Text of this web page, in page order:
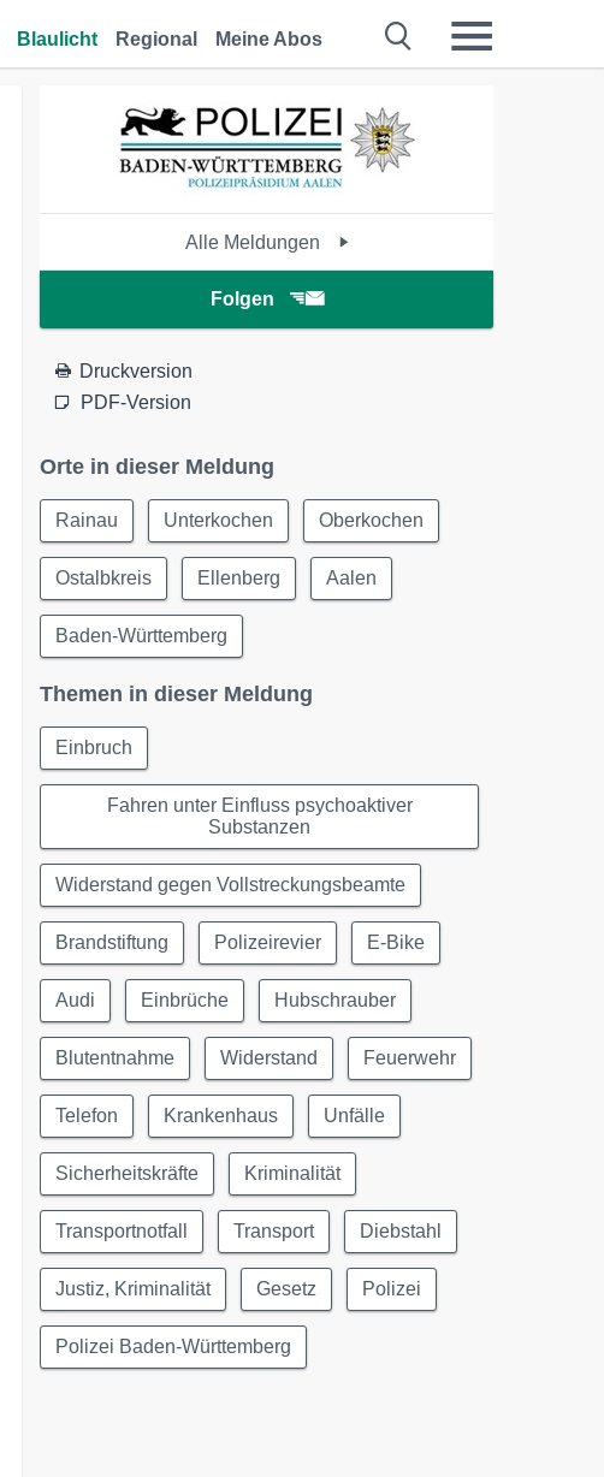
Blaulicht Regional Meine Abos
Alle Meldungen
Folgen
Druckversion
PDF-Version
Orte in dieser Meldung
Rainau Unterkochen Oberkochen
Ostalbkreis Ellenberg Aalen
Baden-Württemberg
Themen in dieser Meldung
Einbruch
Fahren unter Einfluss psychoaktiver
Substanzen
Widerstand gegen Vollstreckungsbeamte
Brandstiftung Polizeirevier E-Bike
Audi Einbrüche Hubschrauber
Blutentnahme Widerstand Feuerwehr
Telefon Krankenhaus Unfälle
Sicherheitskräfte Kriminalität
Transportnotfall Transport Diebstahl
Justiz, Kriminalität Gesetz Polizei
Polizei Baden-Württemberg